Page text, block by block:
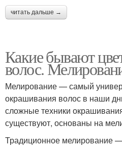
читать дальше →
Какие бывают
волос.
Мелирование — самый
окрашивания волос в наши
сложные техники
существуют, основаны на
Традиционное мелирование